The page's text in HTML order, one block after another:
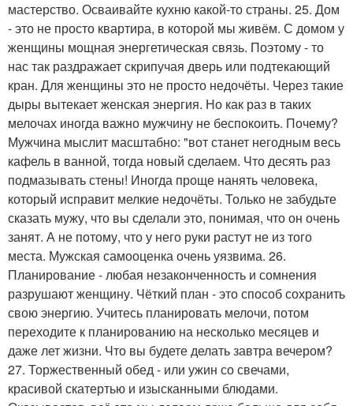
мастерство. Осваивайте кухню какой-то страны. 25. Дом
- это не просто квартира, в которой мы живём. С домом у
женщины мощная энергетическая связь. Поэтому - то
нас так раздражает скрипучая дверь или подтекающий
кран. Для женщины это не просто недочёты. Через такие
дыры вытекает женская энергия. Но как раз в таких
мелочах иногда важно мужчину не беспокоить. Почему?
Мужчина мыслит масштабно: "вот станет негодным весь
кафель в ванной, тогда новый сделаем. Что десять раз
подмазывать стены! Иногда проще нанять человека,
который исправит мелкие недочёты. Только не забудьте
сказать мужу, что вы сделали это, понимая, что он очень
занят. А не потому, что у него руки растут не из того
места. Мужская самооценка очень уязвима. 26.
Планирование - любая незаконченность и сомнения
разрушают женщину. Чёткий план - это способ сохранить
свою энергию. Учитесь планировать мелочи, потом
переходите к планированию на несколько месяцев и
даже лет жизни. Что вы будете делать завтра вечером?
27. Торжественный обед - или ужин со свечами,
красивой скатертью и изысканными блюдами.